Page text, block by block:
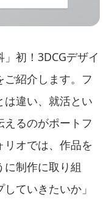
初！3DCGデザイ
ご紹介します。フ
は違い、就活とい
えるのがポートフ
リオでは、作品を
に制作に取り組
ていきたいか」